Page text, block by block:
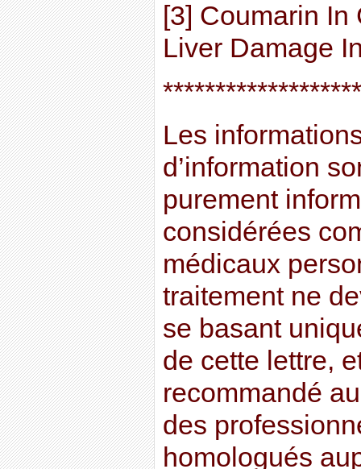
[3] Coumarin
Liver Damage
Les
d’information
purement
considérées
médicaux
traitement ne
se basant
de cette lettre,
recommandé
des
homologués